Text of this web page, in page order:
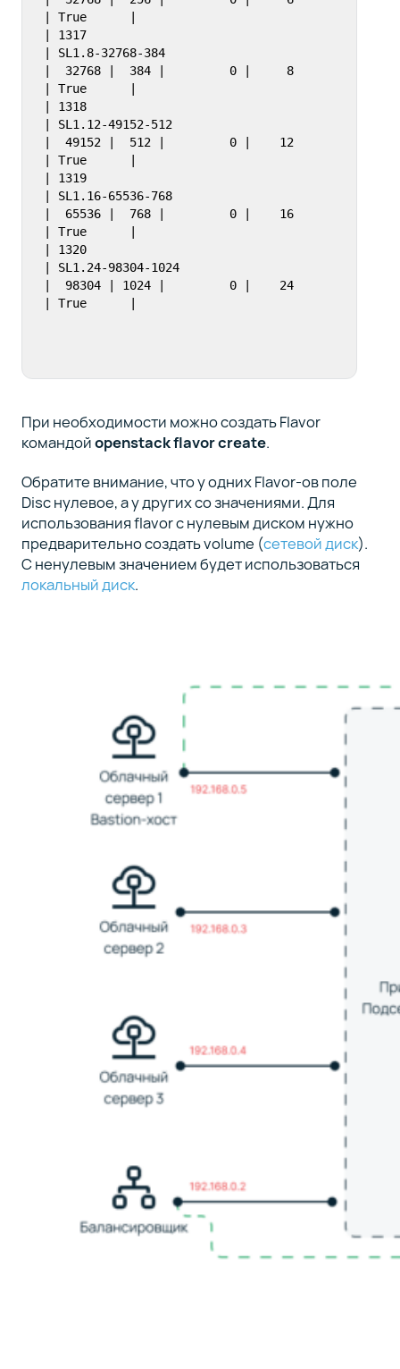
| True      |
| 1317
| SL1.8-32768-384
|  32768 |  384 |         0 |     8
| True      |
| 1318
| SL1.12-49152-512
|  49152 |  512 |         0 |    12
| True      |
| 1319
| SL1.16-65536-768
|  65536 |  768 |         0 |    16
| True      |
| 1320
| SL1.24-98304-1024
|  98304 | 1024 |         0 |    24
При необходимости можно создать Flavor
командойopenstack flavor create.
Обратите внимание, что у одних Flavor-ов поле
Disc нулевое, а у других со значениями. Для
использования flavor с нулевым диском нужно
предварительно создать volume (сетевой диск).
С ненулевым значением будет использоваться
локальный диск.